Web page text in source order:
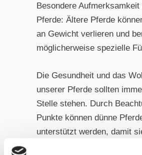
Besondere
Pferde: Ältere Pferde
an Gewicht verlieren und
möglicherweise spezielle
Die Gesundheit und das
unserer Pferde sollten
Stelle stehen. Durch
Punkte können dünne
unterstützt werden, damit